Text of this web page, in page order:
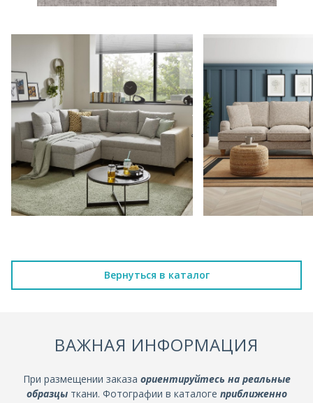
Вернуться в каталог
ВАЖНАЯ ИНФОРМАЦИЯ
При размещении заказа ориентируйтесь на реальные
образцыткани. Фотографии в каталоге приближенно